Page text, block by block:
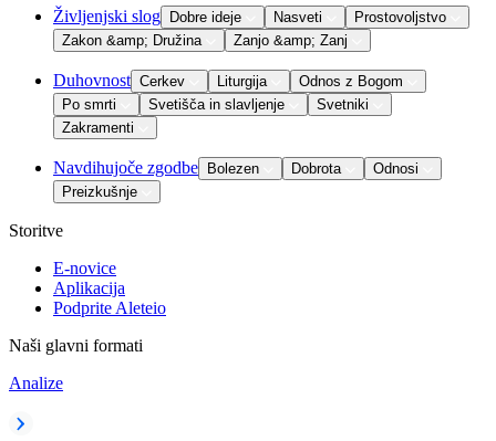
Življenjski slog Dobre ideje Nasveti
Prostovoljstvo
Zakon &amp; Družina
Zanjo &amp; Zanj
Duhovnost Cerkev Liturgija
Odnos z Bogom
Po smrti
Svetišča in slavljenje
Svetniki
Zakramenti
Navdihujoče zgodbe Bolezen Dobrota
Odnosi
Preizkušnje
Storitve
E-novice
Aplikacija
Podprite Aleteio
Naši glavni formati
Analize